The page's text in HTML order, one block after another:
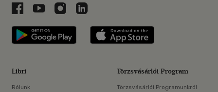
Libri a Facebookon
Libri a Youtube-on
Libri az Instagramon
Libri a LinkedInen
Libri applikáció Szerezd meg: Google
Libri
Rólunk
Törzsvásárlói Program
Törzsvásárlói Programunkról